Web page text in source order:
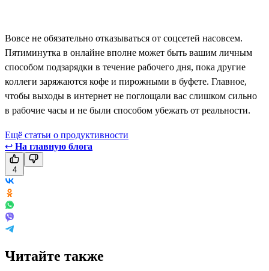
Вовсе не обязательно отказываться от соцсетей насовсем.
Пятиминутка в онлайне вполне может быть вашим личным
способом подзарядки в течение рабочего дня, пока другие
коллеги заряжаются кофе и пирожными в буфете. Главное,
чтобы выходы в интернет не поглощали вас слишком сильно
в рабочие часы и не были способом убежать от реальности.
Ещё статьи о продуктивности
↩ На главную блога
4
Читайте также